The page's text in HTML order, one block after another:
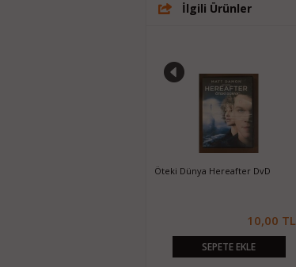
İlgili Ürünler
Öteki Dünya Hereafter DvD
10,00 TL
SEPETE EKLE